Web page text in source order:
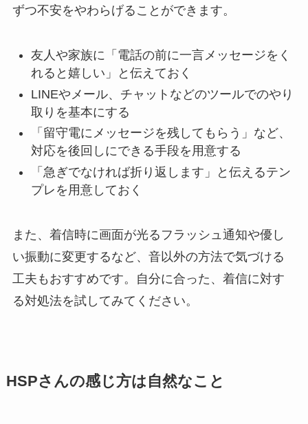
ずつ不安をやわらげることができます。
友人や家族に「電話の前に一言メッセージをく
れると嬉しい」と伝えておく
LINEやメール、チャットなどのツールでのやり
取りを基本にする
「留守電にメッセージを残してもらう」など、
対応を後回しにできる手段を用意する
「急ぎでなければ折り返します」と伝えるテン
プレを用意しておく
また、着信時に画面が光るフラッシュ通知や優し
い振動に変更するなど、音以外の方法で気づける
工夫もおすすめです。自分に合った、着信に対す
る対処法を試してみてください。
HSPさんの感じ方は自然なこと